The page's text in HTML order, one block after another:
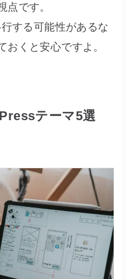
点です。
する可能性があるな
おくと安心ですよ。
テーマ5選